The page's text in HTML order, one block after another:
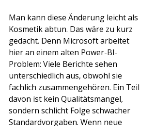
Man kann diese Änderung leicht als
Kosmetik abtun. Das wäre zu kurz
gedacht. Denn Microsoft arbeitet
hier an einem alten Power-BI-
Problem: Viele Berichte sehen
unterschiedlich aus, obwohl sie
fachlich zusammengehören. Ein Teil
davon ist kein Qualitätsmangel,
sondern schlicht Folge schwacher
Standardvorgaben. Wenn neue